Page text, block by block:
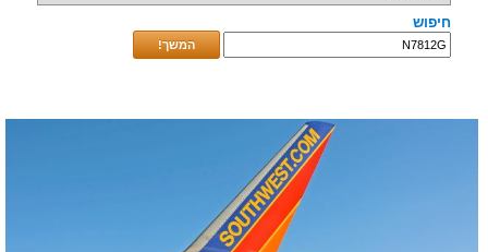
חיפוש
המשך!